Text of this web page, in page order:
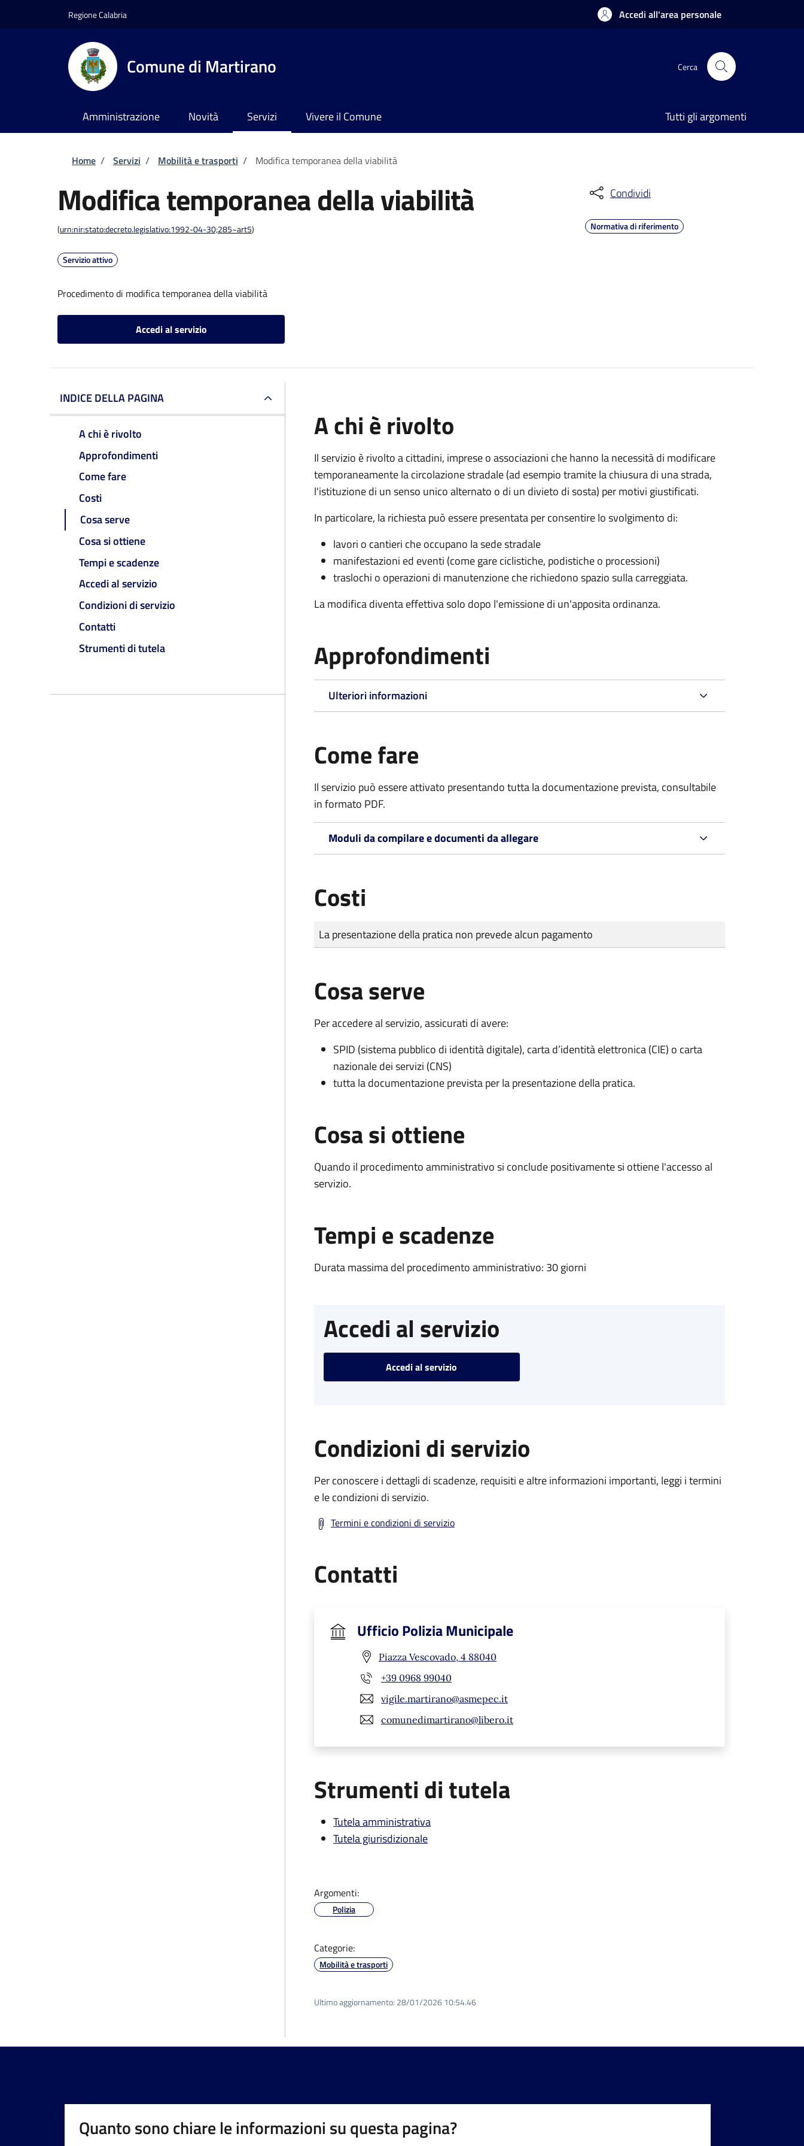
Regione Calabria Accedi all'area personale
Comune di Martirano Cerca
Amministrazione Novità Servizi Vivere il Comune Tutti gli argomenti
Briciole di pane
Home / Servizi / Mobilità e trasporti / Modifica temporanea della viabilità
Modifica temporanea della viabilità
(urn:nir:stato:decreto.legislativo:1992-04-30;285~art5)
Servizio attivo
Procedimento di modifica temporanea della viabilità
Accedi al servizio
Condividi
Normativa di riferimento
INDICE DELLA PAGINA
A chi è rivolto
Approfondimenti
Come fare
Costi
Cosa serve
Cosa si ottiene
Tempi e scadenze
Accedi al servizio
Condizioni di servizio
Contatti
Strumenti di tutela
A chi è rivolto
Il servizio è rivolto a cittadini, imprese o associazioni che hanno la necessità di modificare
temporaneamente la circolazione stradale (ad esempio tramite la chiusura di una strada,
l'istituzione di un senso unico alternato o di un divieto di sosta) per motivi giustificati.
In particolare, la richiesta può essere presentata per consentire lo svolgimento di:
lavori o cantieri che occupano la sede stradale
manifestazioni ed eventi (come gare ciclistiche, podistiche o processioni)
traslochi o operazioni di manutenzione che richiedono spazio sulla carreggiata.
La modifica diventa effettiva solo dopo l'emissione di un'apposita ordinanza.
Approfondimenti
Ulteriori informazioni
Come fare
Il servizio può essere attivato presentando tutta la documentazione prevista, consultabile
in formato PDF.
Moduli da compilare e documenti da allegare
Costi
Tipo di pagamento
Importo
La presentazione della pratica non prevede alcun pagamento
Cosa serve
Per accedere al servizio, assicurati di avere:
SPID (sistema pubblico di identità digitale), carta d’identità elettronica (CIE) o carta
nazionale dei servizi (CNS)
tutta la documentazione prevista per la presentazione della pratica.
Cosa si ottiene
Quando il procedimento amministrativo si conclude positivamente si ottiene l'accesso al
servizio.
Tempi e scadenze
Durata massima del procedimento amministrativo: 30 giorni
Accedi al servizio
Accedi al servizio
Condizioni di servizio
Per conoscere i dettagli di scadenze, requisiti e altre informazioni importanti, leggi i termini
e le condizioni di servizio.
Termini e condizioni di servizio
Contatti
Ufficio Polizia Municipale
Piazza Vescovado, 4 88040
+39 0968 99040
vigile.martirano@asmepec.it
comunedimartirano@libero.it
Strumenti di tutela
Tutela amministrativa
Tutela giurisdizionale
Argomenti:
Polizia
Categorie:
Mobilità e trasporti
Ultimo aggiornamento: 28/01/2026 10:54.46
Quanto sono chiare le informazioni su questa pagina?